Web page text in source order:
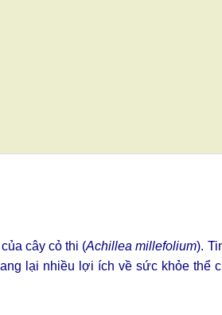
cây cỏ thi (Achillea millefolium).
lại nhiều lợi ích về sức khỏe thể